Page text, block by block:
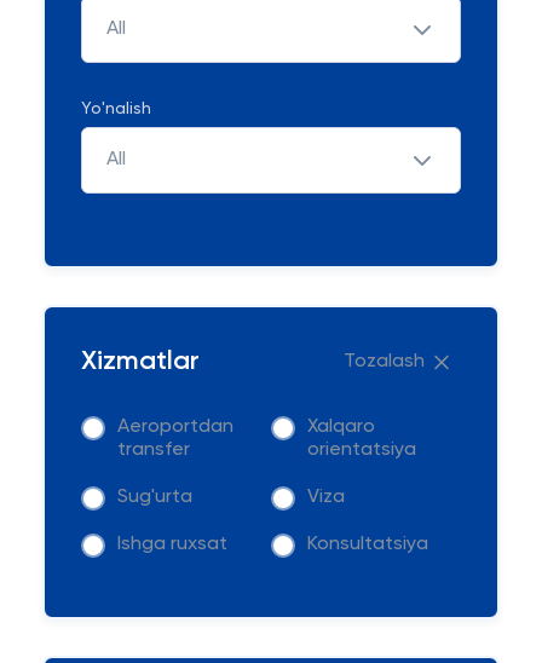
All
Yo'nalish
All
Xizmatlar Tozalash
Aeroportdan
transfer
Xalqaro
orientatsiya
Sug'urta Viza
Ishga ruxsat Konsultatsiya